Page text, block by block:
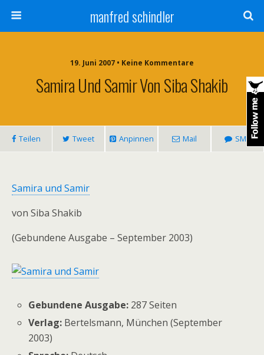
manfred schindler
19. Juni 2007 • Keine Kommentare
Samira Und Samir Von Siba Shakib
Teilen Tweet Anpinnen Mail SMS
Samira und Samir
von Siba Shakib
(Gebundene Ausgabe – September 2003)
Gebundene Ausgabe: 287 Seiten
Verlag: Bertelsmann, München (September
2003)